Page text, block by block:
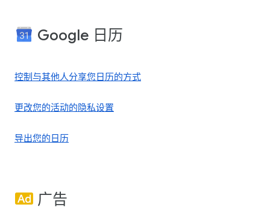
Google 日历
控制与其他人分享您日历的方式
更改您的活动的隐私设置
导出您的日历
广告